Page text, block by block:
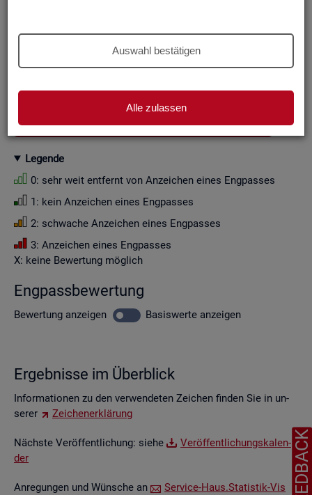
Auswahl bestätigen
Alle zulassen
Zah­len­wer­te i. d. R. auf Viel­fa­che von Zehn ge­run­det (siehe
die Fil­ter­mög­lich­kei­ten und die an­ge­zeig­ten Daten.
GESAMTDOWNLOAD ENGPASSANALYSE ALS CSV
Le­gen­de
0: sehr weit ent­fernt von An­zei­chen eines Eng­pas­ses
1: kein An­zei­chen eines Eng­pas­ses
2: schwa­che An­zei­chen eines Eng­pas­ses
3: An­zei­chen eines Eng­pas­ses
X: keine Be­wer­tung mög­lich
Eng­pass­be­wer­tung
Be­wer­tung an­zei­gen Ba­sis­wer­te an­zei­gen
Er­geb­nis­se im Über­blick
In­for­ma­tio­nen zu den ver­wen­de­ten Zei­chen fin­den Sie in un­
se­rer
Zei­chen­er­klä­rung
Nächs­te Ver­öf­fent­li­chung: siehe
Ver­öf­fent­li­chungs­ka­len­
der
An­re­gun­gen und Wün­sche an
Ser­vice-Haus.​Statistik-​Vis​
FEEDBACK